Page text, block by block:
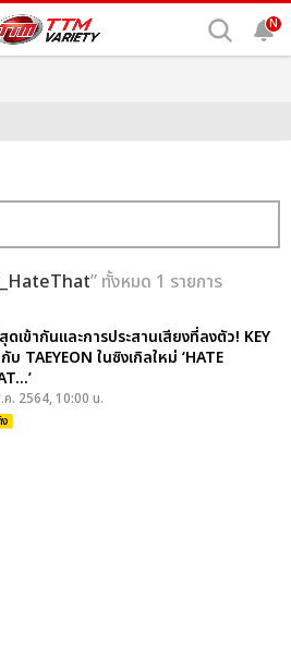
N
” ทั้งหมด 1 รายการ
ดเข้ากันและการประสานเสียงที่ลงตัว! KEY
บ TAEYEON ในซิงเกิลใหม่ ‘HATE
ค. 2564, 10:00 น.